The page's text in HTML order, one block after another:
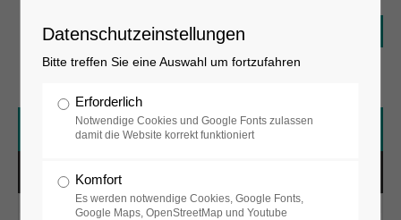
1
Datenschutzeinstellungen
Bitte treffen Sie eine Auswahl um fortzufahren
Erforderlich
Notwendige Cookies und Google Fonts zulassen
damit die Website korrekt funktioniert
Komfort
Es werden notwendige Cookies, Google Fonts,
Google Maps, OpenStreetMap und Youtube